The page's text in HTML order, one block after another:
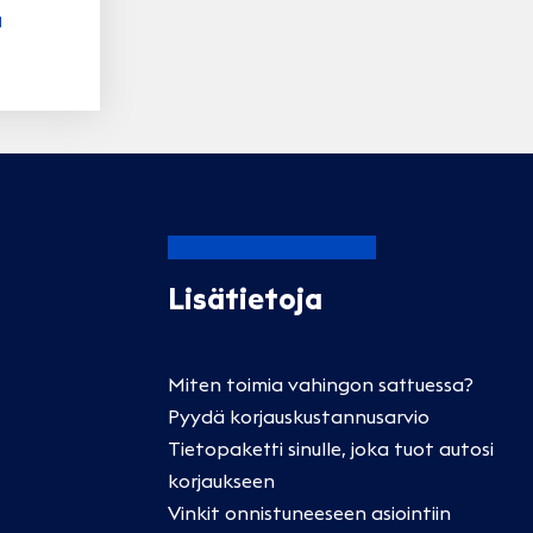
Lisätietoja
Miten toimia vahingon sattuessa?
Pyydä korjauskustannusarvio
Tietopaketti sinulle, joka tuot autosi
korjaukseen
Vinkit onnistuneeseen asiointiin